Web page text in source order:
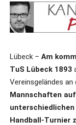
Lübeck – Am
TuS Lübeck 1893
Vereinsgeländes
Mannschaften
unterschiedlichen
Handball-Turnier